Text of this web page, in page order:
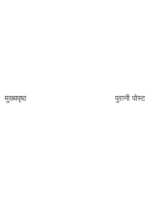
पुरानी पोस्ट
मुख्यपृष्ठ